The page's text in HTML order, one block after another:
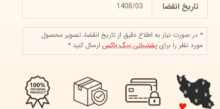
تاریخ انقضا 1408/03
* در صورت نیاز به اطلاع دقیق از تاریخ انقضا، تصویر محصول
مورد نظر را برایپشتیبانی بیگ باکسارسال کنید *